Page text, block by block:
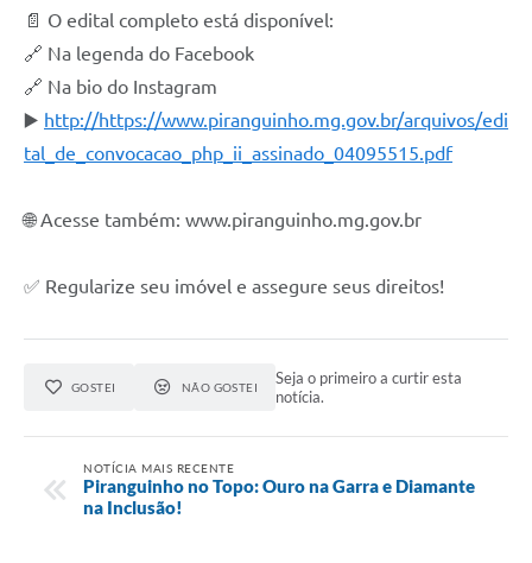
📄 O edital completo está disponível:
🔗 Na legenda do Facebook
🔗 Na bio do Instagram
▶️ http://https://www.piranguinho.mg.gov.br/arquivos/edi
tal_de_convocacao_php_ii_assinado_04095515.pdf
🌐 Acesse também: www.piranguinho.mg.gov.br
✅ Regularize seu imóvel e assegure seus direitos!
GOSTEI NÃO GOSTEI
Seja o primeiro a curtir esta
notícia.
NOTÍCIA MAIS RECENTE
Piranguinho no Topo: Ouro na Garra e Diamante
na Inclusão!